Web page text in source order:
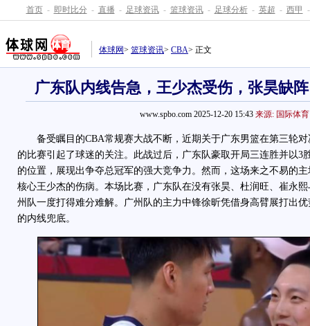
首页 - 即时比分 - 直播 - 足球资讯 - 篮球资讯 - 足球分析 - 英超 - 西甲 -
体球网> 篮球资讯> CBA> 正文
广东队内线告急，王少杰受伤，张昊缺
www.spbo.com 2025-12-20 15:43 来源: 国际体育
备受瞩目的CBA常规赛大战不断，近期关于广东男篮在第三轮对
的比赛引起了球迷的关注。此战过后，广东队豪取开局三连胜并以3
的位置，展现出争夺总冠军的强大竞争力。然而，这场来之不易的
核心王少杰的伤病。本场比赛，广东队在没有张昊、杜润旺、崔永
州队一度打得难分难解。广州队的主力中锋徐昕凭借身高臂展打出
的内线兜底。